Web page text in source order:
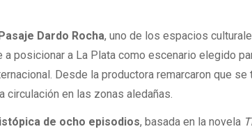
Dardo Rocha, uno de los espacios
posicionar a La Plata como escenario elegido
Desde la productora remarcaron que se
circulación en las zonas aledañas.
de ocho episodios, basada en la novela